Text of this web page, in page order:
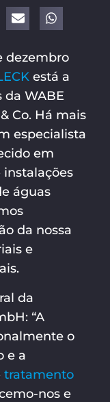
dezembro
está a
WABE
Co. Há mais
especialista
em
águas
da nossa
e
da
“A
o
e a
tratamento
nos e